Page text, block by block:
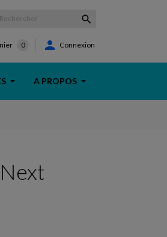

0  Connexion
A PROPOS